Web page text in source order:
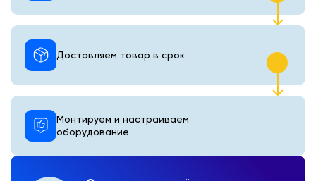
Монтируем и настраиваем
оборудование
Доставляем товар в срок